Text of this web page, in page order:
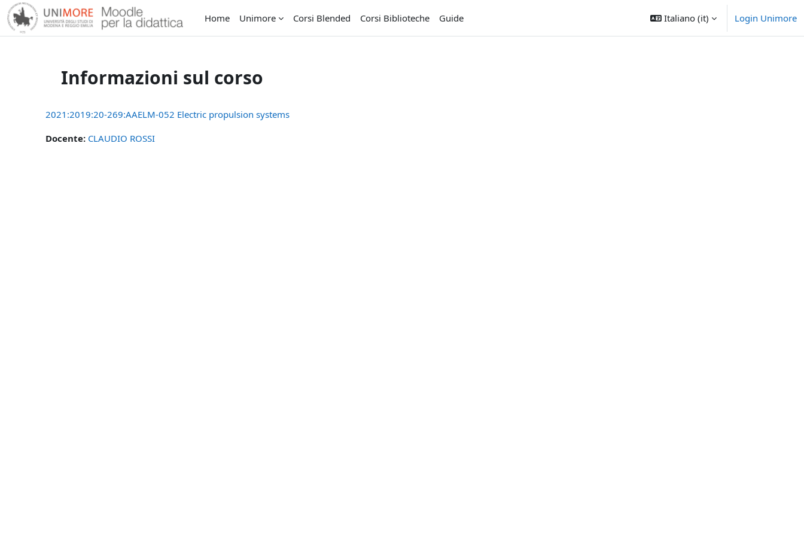
Vai al contenuto principale
Home
Unimore Corsi Blended Corsi Biblioteche Guide Italiano ‎(it)‎ Login Unimore
Informazioni sul corso
2021:2019:20-269:AAELM-052 Electric propulsion systems
Docente: CLAUDIO ROSSI